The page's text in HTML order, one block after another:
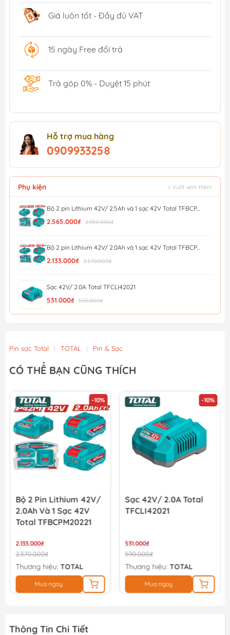
Giá luôn tốt - Đầy đủ VAT
15 ngày Free đổi trả
Trả góp 0% - Duyệt 15 phút
Hỗ trợ mua hàng
0909933258
Phụ kiện ↕ Vuốt xem thêm
Bộ 2 pin Lithium 42V/ 2.5Ah và 1 sạc 42V Total TFBCP...
2.565.000₫ 2.850.000₫
Bộ 2 pin Lithium 42V/ 2.0Ah và 1 sạc 42V Total TFBCP...
2.133.000₫ 2.370.000₫
Sạc 42V/ 2.0A Total TFCLI42021
531.000₫ 590.000₫
Đế Sạc USB Dùng Pin 20V (không Kèm Pin & Sạc) Total ...
219.600₫
Dây Cáp Sạc USB Type-C Sang Type-C 1M Total TIUCC02
19.800₫ 22.000₫
Pin sạc Total | TOTAL | Pin & Sạc
CÓ THỂ BẠN CŨNG THÍCH
-10%
Bộ 2 Pin Lithium 42V/
2.0Ah Và 1 Sạc 42V
Total TFBCPM20221
2.133.000₫
2.370.000₫
Thương hiệu: TOTAL
Mua ngay
-10%
Sạc 42V/ 2.0A Total
TFCLI42021
531.000₫
590.000₫
Thương hiệu:TOTAL
Mua ngay
Thông Tin Chi Tiết